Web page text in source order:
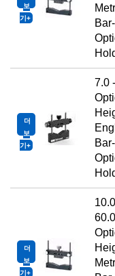
보
기
더
보
기
7.0
더
보
기